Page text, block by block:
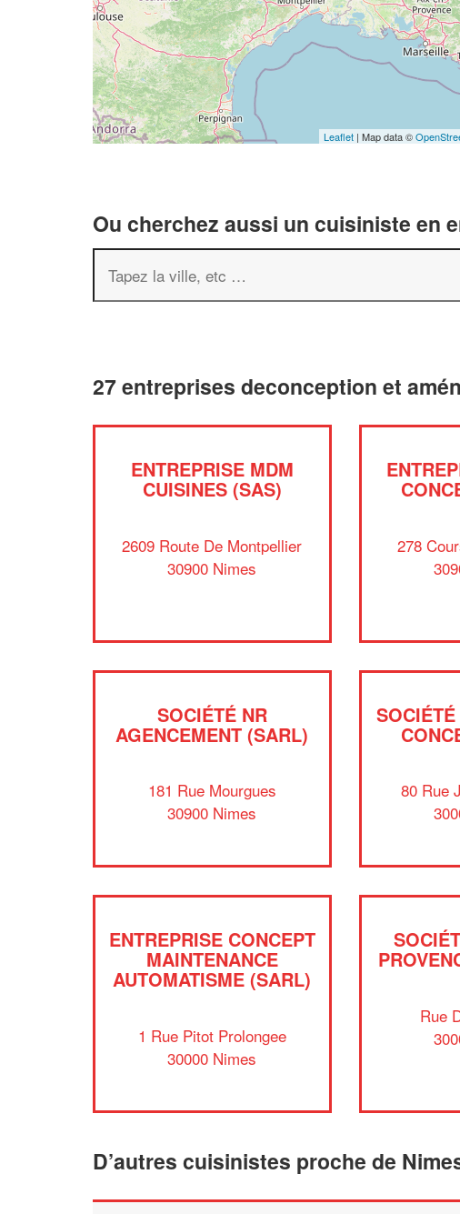
Leaflet | Map data ©
Ou cherchez aussi un cuisiniste en
27 entreprises deconception et
ENTREPRISE MDM
CUISINES (SAS)
2609 Route De Montpellier
30900 Nimes
278
SOCIÉTÉ NR
AGENCEMENT (SARL)
181 Rue Mourgues
30900 Nimes
80 Rue
ENTREPRISE CONCEPT
MAINTENANCE
AUTOMATISME (SARL)
1 Rue Pitot Prolongee
30000 Nimes
Rue
D’autres cuisinistes proche de